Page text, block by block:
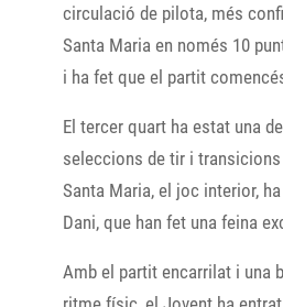
circulació de pilota, més
Santa Maria en només 10
i ha fet que el partit
El tercer quart ha estat una
seleccions de tir i
Santa Maria, el joc interior,
Dani, que han fet una feina
Amb el partit encarrilat i una